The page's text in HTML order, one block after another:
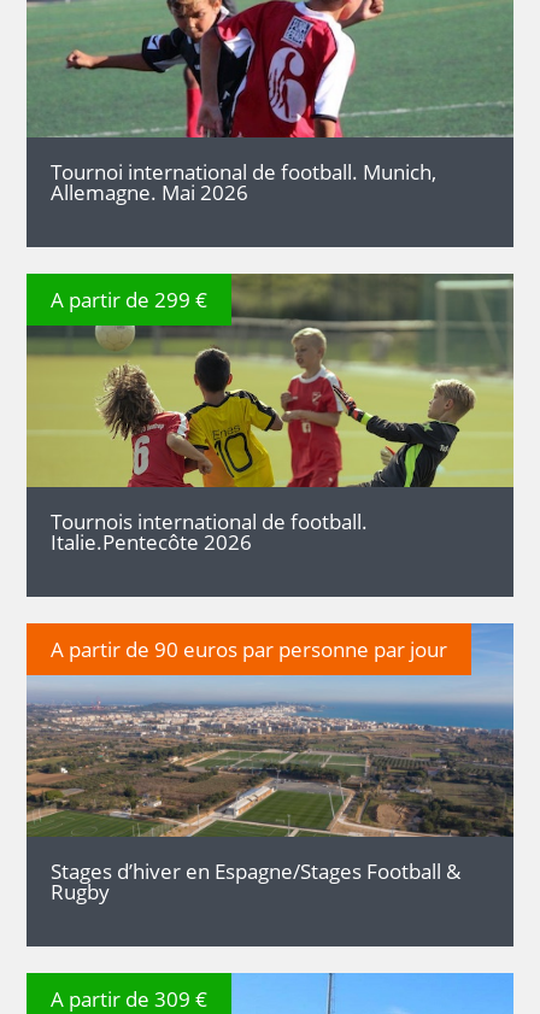
DÉTAILS
Tournoi international de football. Munich,
Allemagne. Mai 2026
A partir de 299 €
DÉTAILS
Tournois international de football.
Italie.Pentecôte 2026
A partir de 90 euros par personne par jour
DÉTAILS
Stages d’hiver en Espagne/Stages Football &
Rugby
A partir de 309 €